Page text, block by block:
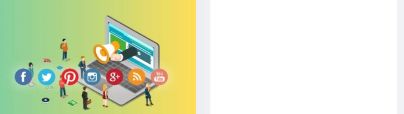
hakkında bilgi paylaşarak marka
entegrasyonu, etkileşim ve
dönüşümünü destekleyerek uygun